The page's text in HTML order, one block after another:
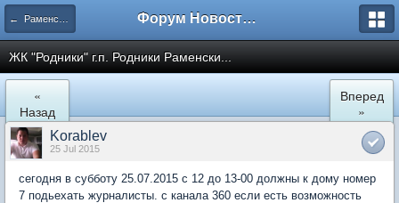
← Раменское Форум Новостройки
ЖК "Родники" г.п. Родники Раменски...
«
Назад
Вперед
»
Korablev
25 Jul 2015
сегодня в субботу 25.07.2015 с 12 до 13-00 должны к дому номер
7 подьехать журналисты. с канала 360 если есть возможность